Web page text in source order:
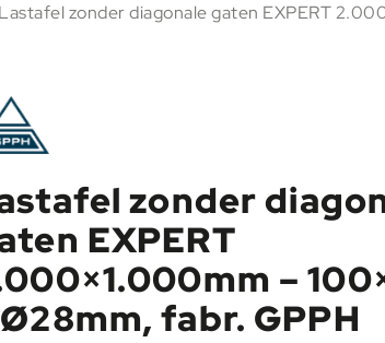
zonder
EXPERT
–
fabr. GPPH